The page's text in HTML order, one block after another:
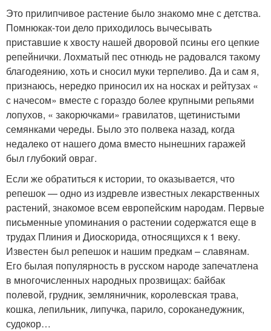
Это прилипчивое растение было знакомо мне с детства.
Помнюкак-тои дело приходилось вычесывать
приставшие к хвосту нашей дворовой псины его цепкие
репейнички. Лохматый пес отнюдь не радовался такому
благодеянию, хоть и сносил муки терпеливо. Да и сам я,
признаюсь, нередко приносил их на носках и рейтузах «
с начесом» вместе с гораздо более крупными репьями
лопухов, « закорючками» гравилатов, щетинистыми
семянками череды. Было это полвека назад, когда
недалеко от нашего дома вместо нынешних гаражей
был глубокий овраг.
Если же обратиться к истории, то оказывается, что
репешок — одно из издревле известных лекарственных
растений, знакомое всем европейским народам. Первые
письменные упоминания о растении содержатся еще в
трудах Плиния и Диоскорида, относящихся к 1 веку.
Известен был репешок и нашим предкам – славянам.
Его былая популярность в русском народе запечатлена
в многочисленных народных прозвищах: байбак
полевой, грудник, земляничник, королевская трава,
кошка, лепильник, липучка, парило, сороканедужник,
судокор…